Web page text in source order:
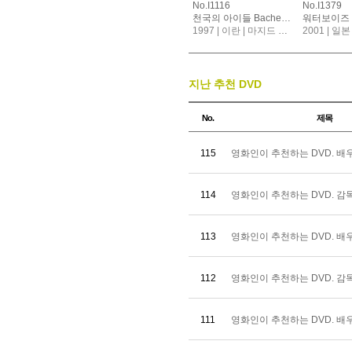
No.I1116
천국의 아이들 Bacheha-Ye Aseman, The Children Of Heaven
1997 | 이란 | 마지드 마지디
No.I1379
워터보이즈 ウォーター
2001 | 일본 |
지난 추천 DVD
No. 제목
115 영화인이 추천하는 DVD. 배
114 영화인이 추천하는 DVD. 감
113 영화인이 추천하는 DVD. 배
112 영화인이 추천하는 DVD. 감
111 영화인이 추천하는 DVD. 배